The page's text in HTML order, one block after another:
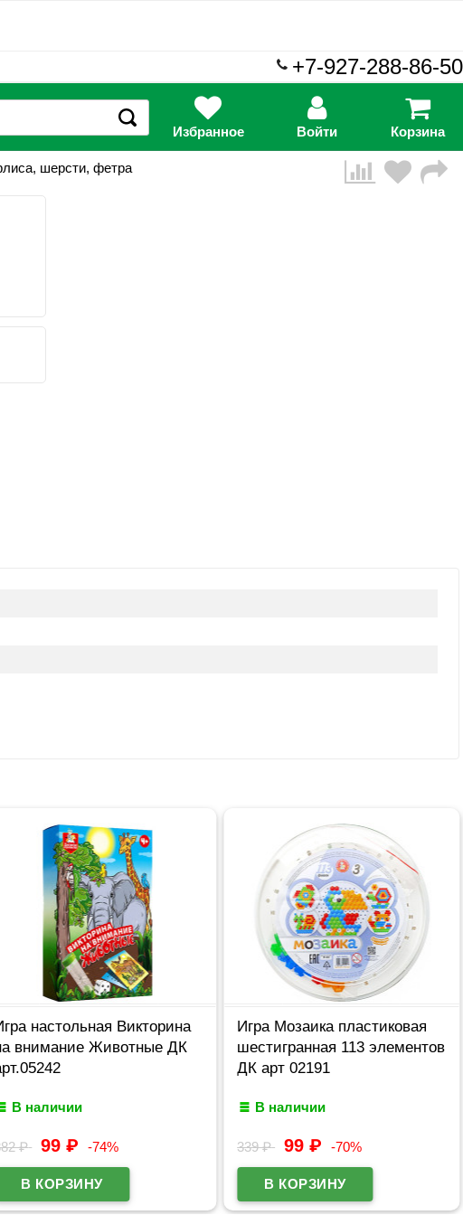
+7-927-288-86-50
Избранное Войти Корзина
шерсти, фетра
настольная Викторина
внимание Животные ДК
В наличии
₽ 99₽ -74%
Игра Мозаика пластиковая
шестигранная 113 элементов
ДК арт 02191
В наличии
339₽ 99₽ -70%